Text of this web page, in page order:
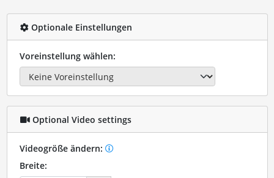
Optionale Einstellungen
Voreinstellung wählen:
Optional Video settings
Videogröße ändern:
Breite: